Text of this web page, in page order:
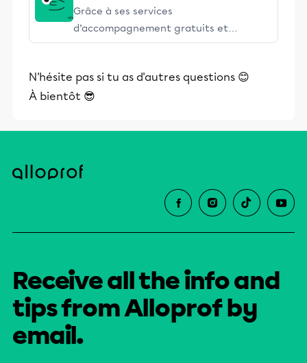
Grâce à ses services
d’accompagnement gratuits et
stimulants, Alloprof engage les élèves
éducative.
N'hésite pas si tu as d'autres questions 😊
À bientôt 😎
Receive all the info and
tips from Alloprof by
email.